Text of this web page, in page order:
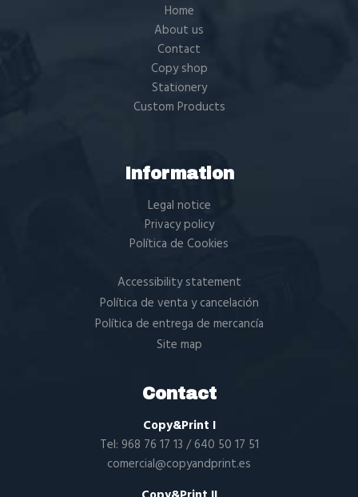
Home
About us
Contact
Copy shop
Stationery
Custom Products
Information
Legal notice
Privacy policy
Política de Cookies
Accessibility statement
Política de venta y cancelación
Política de entrega de mercancía
Site map
Contact
Copy&Print I
Tel: 968 76 17 13 /640 50 17 51
comercial@copyandprint.es